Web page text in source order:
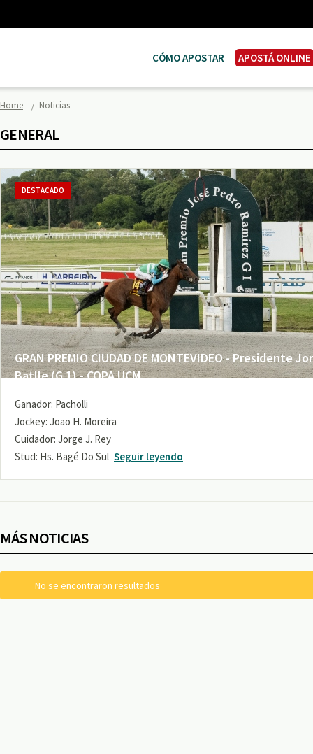
CÓMO APOSTAR APOSTÁ ONLINE
Home Noticias
GENERAL
GRAN PREMIO CIUDAD DE MONTEVIDEO - Presidente
Batlle (G 1) - COPA UCM
DESTACADO
Ganador: Pacholli
Jockey: Joao H. Moreira
Cuidador: Jorge J. Rey
Stud: Hs. Bagé Do Sul Seguir leyendo
MÁS NOTICIAS
No se encontraron resultados